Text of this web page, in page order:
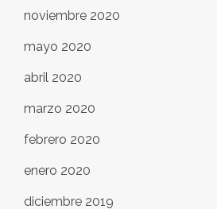
noviembre 2020
mayo 2020
abril 2020
marzo 2020
febrero 2020
enero 2020
diciembre 2019